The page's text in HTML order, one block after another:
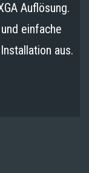
Auflösung.
einfache
aus.